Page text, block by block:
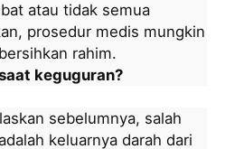
atau tidak semua
prosedur medis mungkin
rahim.
keguguran?
sebelumnya, salah
keluarnya darah dari